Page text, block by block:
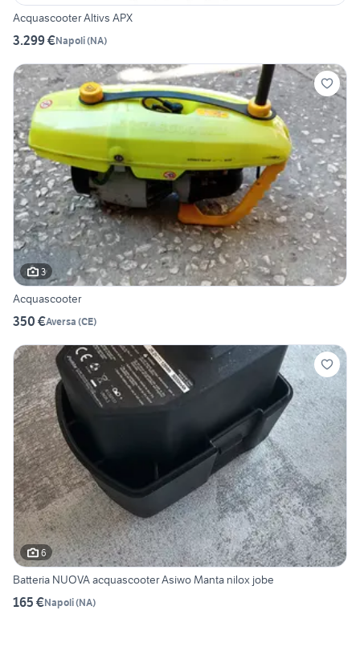
Acquascooter Altivs APX
3.299 €Napoli(NA)
3
Acquascooter
350 €Aversa (CE)
6
Batteria NUOVA acquascooter Asiwo Manta nilox jobe
165 €Napoli(NA)